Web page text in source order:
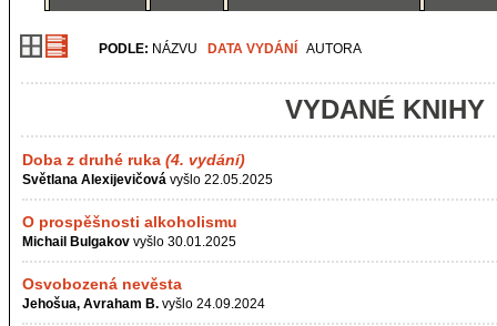
PODLE: NÁZVU DATA VYDÁNÍ AUTORA
VYDANÉ KNIHY
Doba z druhé ruka (4. vydání)
Světlana Alexijevičová vyšlo 22.05.2025
O prospěšnosti alkoholismu
Michail Bulgakov vyšlo 30.01.2025
Osvobozená nevěsta
Jehošua, Avraham B. vyšlo 24.09.2024